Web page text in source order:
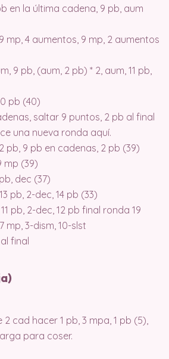
en la última cadena, 9 pb, aum
mp, 4 aumentos, 9 mp, 2 aumentos
9 pb, (aum, 2 pb) * 2, aum, 11 pb,
pb (40)
saltar 9 puntos, 2 pb al final
una nueva ronda aquí.
pb, 9 pb en cadenas, 2 pb (39)
mp (39)
dec (37)
pb, 2-dec, 14 pb (33)
pb, 2-dec, 12 pb final ronda 19
mp, 3-dism, 10-slst
final
cad hacer 1 pb, 3 mpa, 1 pb (5),
para coser.